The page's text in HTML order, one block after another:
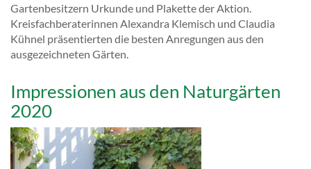
Gartenbesitzern Urkunde und Plakette der Aktion.
Kreisfachberaterinnen Alexandra Klemisch und Claudia
Kühnel präsentierten die besten Anregungen aus den
ausgezeichneten Gärten.
Impressionen aus den Naturgärten
2020